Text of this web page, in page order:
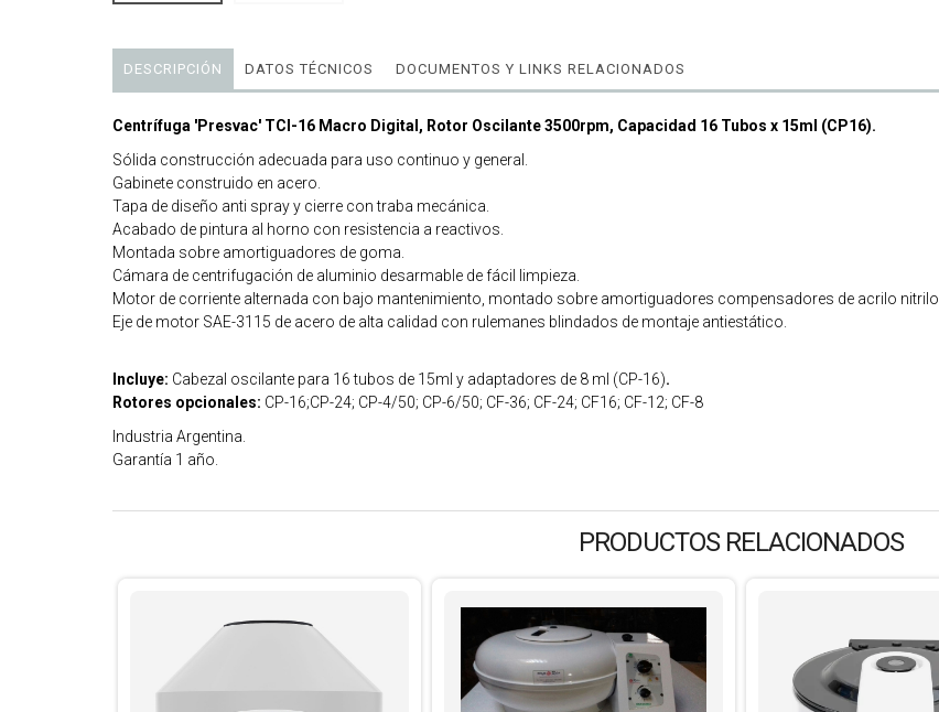
DESCRIPCIÓN DATOS TÉCNICOS DOCUMENTOS Y LINKS RELACIONADOS
Centrífuga 'Presvac' TCI-16 Macro Digital, Rotor Oscilante 3500rpm, Capacidad 16 Tubos x 15ml (CP16).
Sólida construcción adecuada para uso continuo y general.
Gabinete construido en acero.
Tapa de diseño anti spray y cierre con traba mecánica.
Acabado de pintura al horno con resistencia a reactivos.
Montada sobre amortiguadores de goma.
Cámara de centrifugación de aluminio desarmable de fácil limpieza.
Motor de corriente alternada con bajo mantenimiento, montado sobre amortiguadores compensadores de acrilo nitrilo
Eje de motor SAE-3115 de acero de alta calidad con rulemanes blindados de montaje antiestático.
Incluye: Cabezal oscilante para 16 tubos de 15ml y adaptadores de 8 ml (CP-16).
Rotores opcionales: CP-16;CP-24; CP-4/50; CP-6/50; CF-36; CF-24; CF16; CF-12; CF-8
Industria Argentina.
Garantía 1 año.
PRODUCTOS RELACIONADOS